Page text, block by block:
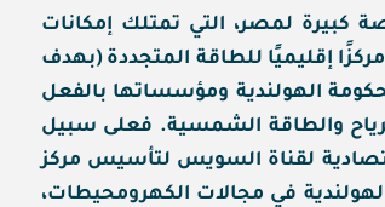
كبيرة لمصر، التي تمتلك إمكانات
إقليميًا للطاقة المتجددة (بهدف
بحلول عام 2035)، وقد وقعت الحكومة الهولندية ومؤسساتها بالفعل
والطاقة الشمسية. فعلى سبيل
لقناة السويس لتأسيس مركز
في مجالات الكهرومحيطات،